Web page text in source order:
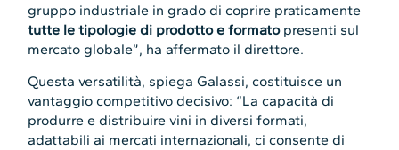
gruppo industriale in grado di coprire praticamente
tutte le tipologie di prodotto e formatopresenti sul
mercato globale”, ha affermato il direttore.
Questa versatilità, spiega Galassi, costituisce un
vantaggio competitivo decisivo: “La capacità di
produrre e distribuire vini in diversi formati,
adattabili ai mercati internazionali, ci consente di